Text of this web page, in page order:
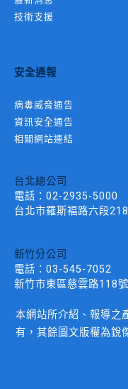
技術支援
安全通報
病毒威脅通告
資訊安全通告
相關網站連結
台北總公司
電話： 02-2935-5000
台北市羅斯褔路六段
新竹分公司
電話： 03-545-7052
新竹市東區慈雲路118
本網站所介紹、報導之
有，其餘圖文版權為銳